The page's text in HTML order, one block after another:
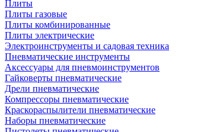
Плиты
Плиты газовые
Плиты комбинированные
Плиты электрические
Электроинструменты и садовая техника
Пневматические инструменты
Аксессуары для пневмоинструментов
Гайковерты пневматические
Дрели пневматические
Компрессоры пневматические
Краскораспылители пневматические
Наборы пневматические